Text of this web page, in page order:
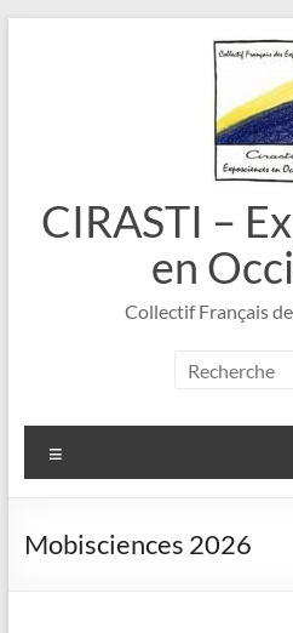
CIRASTI –
en
Collectif Français
Mobisciences 2026